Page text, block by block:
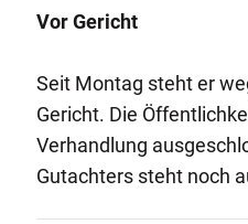
Vor Gericht
Seit Montag steht er
Gericht. Die
Verhandlung
Gutachters steht noch